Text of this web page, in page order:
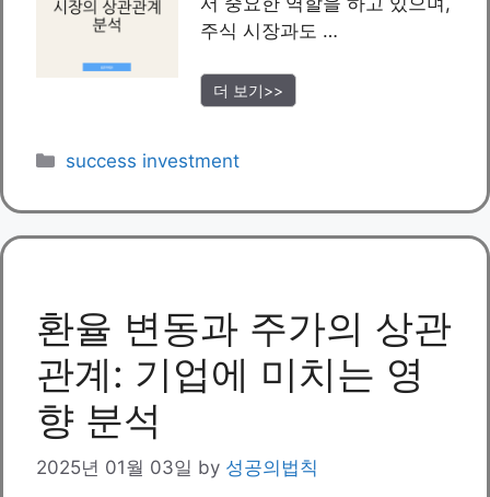
주식 시장과도 …
더 보기>>
Categories
success investment
환율 변동과 주가의 상관
관계: 기업에 미치는 영
향 분석
2025년 01월 03일 by 성공의법칙